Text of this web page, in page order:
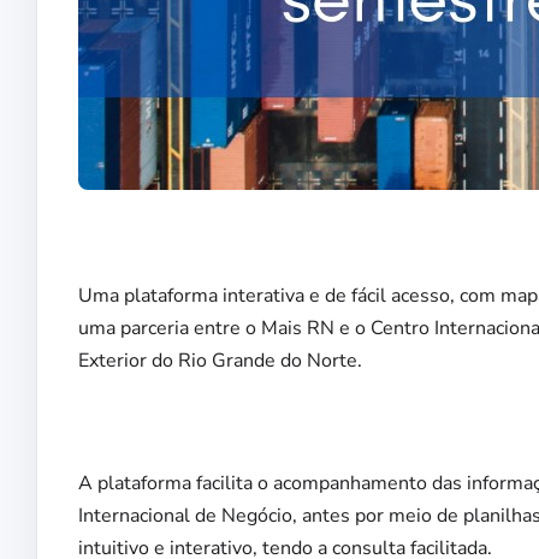
Uma plataforma interativa e de fácil acesso, com
uma parceria entre o Mais RN e o Centro
Exterior do Rio Grande do Norte.
A plataforma facilita o acompanhamento das
Internacional de Negócio, antes por meio de
intuitivo e interativo, tendo a consulta facilitada.